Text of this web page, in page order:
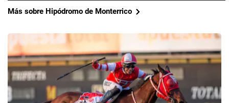
Más sobre Hipódromo de Monterrico